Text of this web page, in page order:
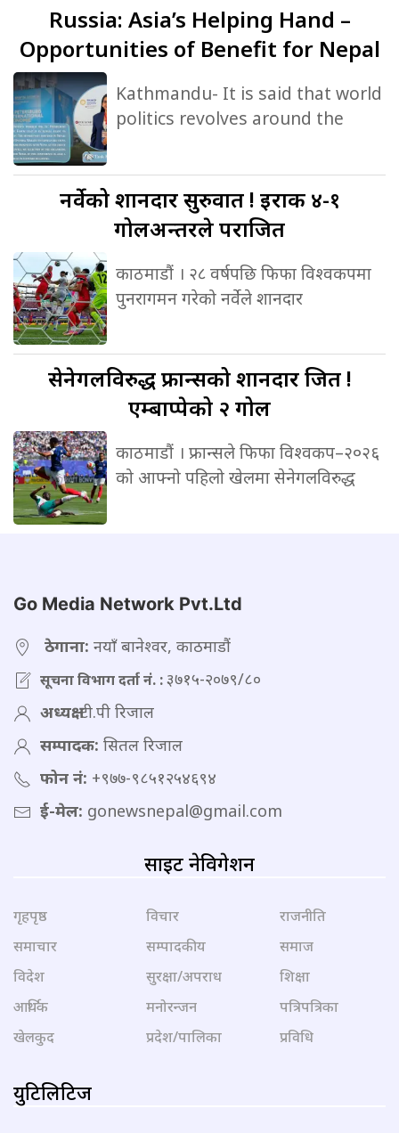
Russia: Asia’s Helping Hand –
Opportunities of Benefit for Nepal
Kathmandu- It is said that world
politics revolves around the
नर्वेकोशानदार सुरुवात ! इराक ४-१
गोलअन्तरले पराजित
काठमाडौं । २८ वर्षपछि फिफा विश्वकपमा
पुनरागमन गरेको नर्वेले शानदार
सेनेगलविरुद्धफ्रान्सको शानदार जित !
एम्बाप्पेको २ गोल
काठमाडौं । फ्रान्सले फिफा विश्वकप–२०२६
को आफ्नो पहिलो खेलमा सेनेगलविरुद्ध
Go Media Network Pvt.Ltd
ठेगाना: नयाँ बानेश्वर, काठमाडौं
सूचना विभाग दर्ता नं. :३७१५-२०७९/८०
अध्यक्ष:टी.पी रिजाल
सम्पादक: सितल रिजाल
फोन नं: +९७७-९८५१२५४६९४
ई-मेल: gonewsnepal@gmail.com
साइट नेविगेशन
गृहपृष्ठ
समाचार
विदेश
आर्थिक
खेलकुद
विचार
सम्पादकीय
सुरक्षा/अपराध
मनोरन्जन
प्रदेश/पालिका
राजनीति
समाज
शिक्षा
पत्रिपत्रिका
प्रविधि
युटिलिटिज